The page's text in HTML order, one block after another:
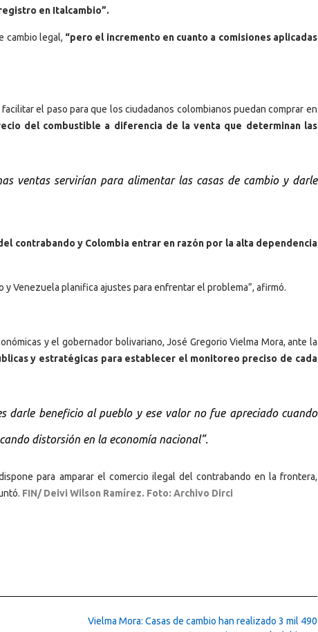
en Italcambio”.
cambio legal, “pero el incremento en cuanto a comisiones aplicadas
el paso para que los ciudadanos colombianos puedan comprar en
del combustible a diferencia de la venta que determinan las
ventas servirían para alimentar las casas de cambio y darle
contrabando y Colombia entrar en razón por la alta dependencia
Venezuela planifica ajustes para enfrentar el problema”, afirmó.
y el gobernador bolivariano, José Gregorio Vielma Mora, ante la
y estratégicas para establecer el monitoreo preciso de cada
darle beneficio al pueblo y ese valor no fue apreciado cuando
distorsión en la economía nacional”.
para amparar el comercio ilegal del contrabando en la frontera,
FIN/ Deivi Wilson Ramírez. Foto: Archivo Dirci
Vielma Mora: Casas de cambio han realizado 3 mil 490